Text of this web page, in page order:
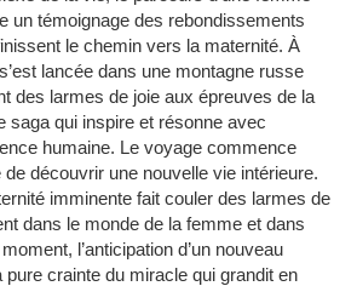
un témoignage des rebondissements
le chemin vers la maternité. À
lancée dans une montagne russe
des larmes de joie aux épreuves de la
saga qui inspire et résonne avec
humaine. Le voyage commence
découvrir une nouvelle vie intérieure.
imminente fait couler des larmes de
dans le monde de la femme et dans
l’anticipation d’un nouveau
crainte du miracle qui grandit en